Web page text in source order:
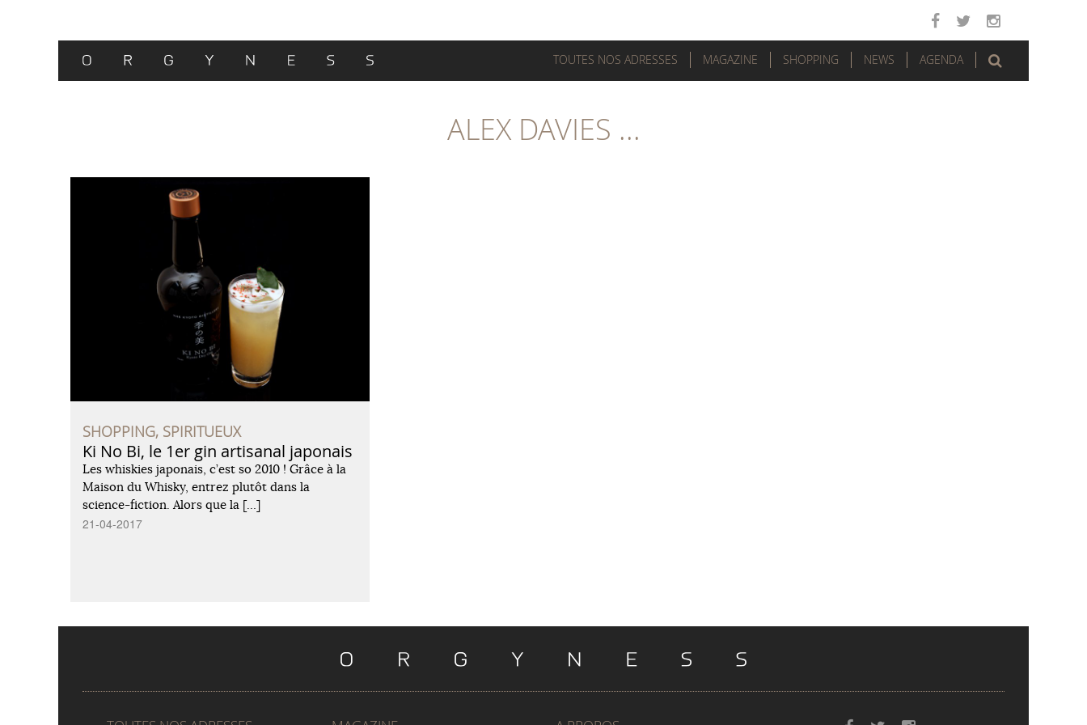
TOUTES NOS ADRESSES MAGAZINE SHOPPING NEWS AGENDA
ALEX DAVIES ...
SHOPPING, SPIRITUEUX
Ki No Bi, le 1er gin artisanal japonais
Les whiskies japonais, c’est so 2010 ! Grâce à la
Maison du Whisky, entrez plutôt dans la
science-fiction. Alors que la […]
21-04-2017